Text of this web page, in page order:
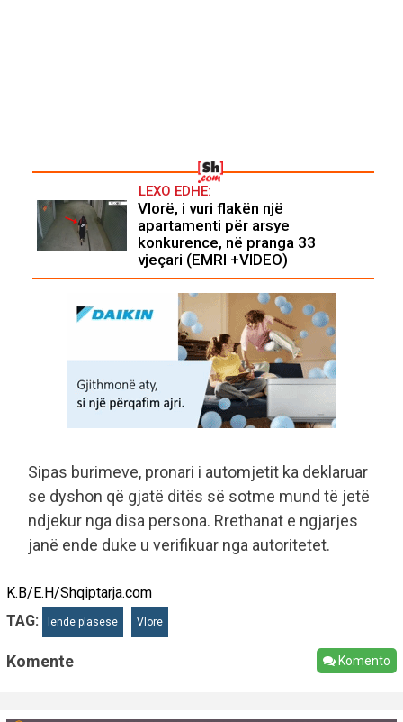
LEXO EDHE:
Vlorë, i vuri flakën një
apartamenti për arsye
konkurence, në pranga 33
vjeçari (EMRI +VIDEO)
Sipas burimeve, pronari i automjetit ka deklaruar
se dyshon që gjatë ditës së sotme mund të jetë
ndjekur nga disa persona. Rrethanat e ngjarjes
janë ende duke u verifikuar nga autoritetet.
K.B/E.H/Shqiptarja.com
TAG:
lende plasese Vlore
Komente Komento